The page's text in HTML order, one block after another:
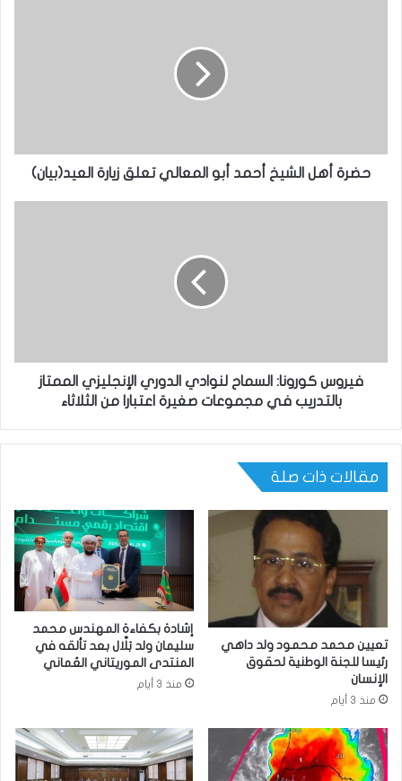
حضرة أهل الشيخ أحمد أبو المعالي تعلق زيارة العيد(بيان)
فيروس كورونا: السماح لنوادي الدوري الإنجليزي الممتاز
بالتدريب في مجموعات صغيرة اعتبارا من الثلاثاء
مقالات ذات صلة
تعيين محمد محمود ولد داهي
رئيسا للجنة الوطنية لحقوق
الإنسان
منذ 3 أيام
إشادة بكفاءة المهندس محمد
سليمان ولد بَلَّال بعد تألقه في
المنتدى الموريتاني العُماني
منذ 3 أيام